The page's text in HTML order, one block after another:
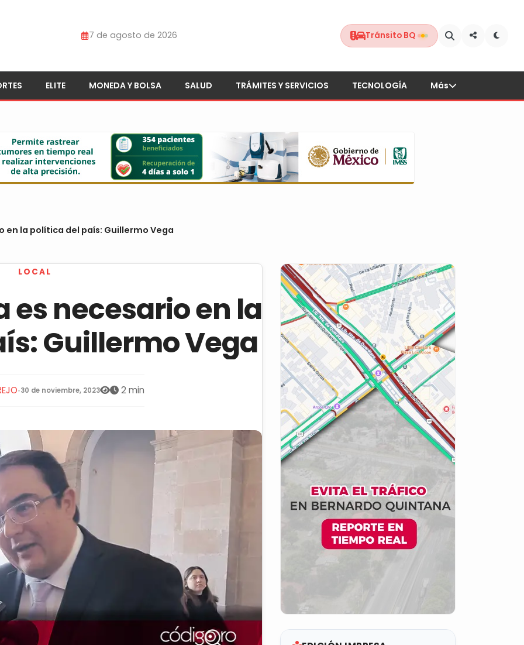
7 de agosto de 2026 Tránsito BQ
ELITE MONEDA Y BOLSA SALUD TRÁMITES Y SERVICIOS TECNOLOGÍA Más
en la política del país: Guillermo Vega
LOCAL
es necesario en la
Guillermo Vega
•30 de noviembre, 2023 2 min